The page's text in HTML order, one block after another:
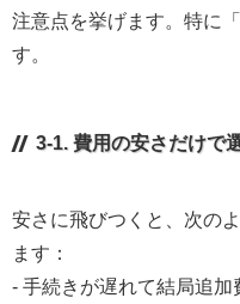
注意点を挙げます。特に
す。
3-1. 費用の安さだけで
安さに飛びつくと、次の
ます：
- 手続きが遅れて結局追加